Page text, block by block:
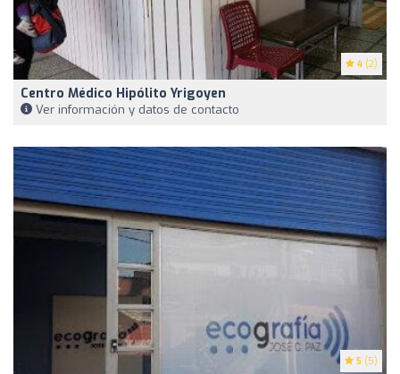
4 (2)
Centro Médico Hipólito Yrigoyen
Ver información y datos de contacto
5 (5)